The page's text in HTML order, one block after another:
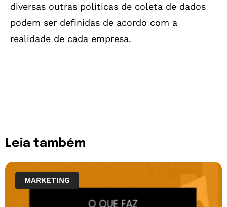
diversas outras políticas de coleta de dados
podem ser definidas de acordo com a
realidade de cada empresa.
Leia também
MARKETING